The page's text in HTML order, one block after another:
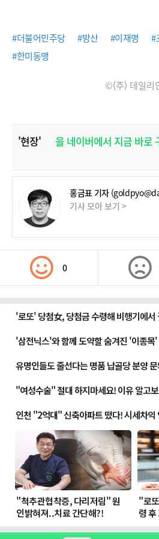
#더불어민주당 #방산 #이재명 #
#한미동맹
©(주) 데일리
'현장' 을 네이버에서 지금 바로
홍금표 기자
기사 모아 보기 >
0